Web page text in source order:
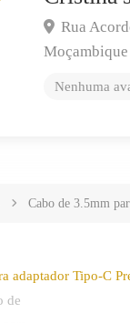
Rua
Moçambique
Nenhuma
Cabo de 3.5mm